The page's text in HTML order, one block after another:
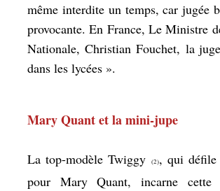
même interdite un temps, car jugée
provocante. En France, Le Ministre
Nationale, Christian Fouchet, la
dans les lycées ».
Mary Quant et la mini-jupe
La top-modèle Twiggy(2), qui
pour Mary Quant, incarne cette